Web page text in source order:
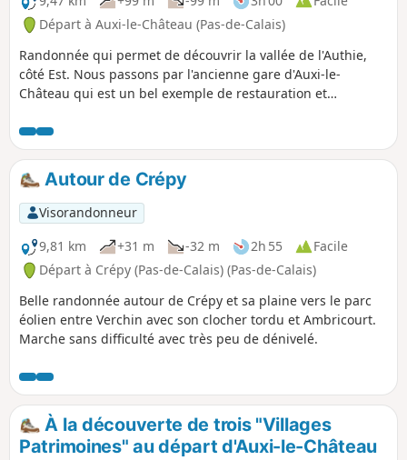
Départ à Auxi-le-Château (Pas-de-Calais)
Randonnée qui permet de découvrir la vallée de l'Authie,
côté Est. Nous passons par l'ancienne gare d'Auxi-le-
Château qui est un bel exemple de restauration et
petit cimetière militaire qui nous rappelle, ici aussi, les
horreurs de la guerre. Enfin, profitons des superbes points
de vue sur la vallée et sur la charmante ville d'Auxi.
Autour de Crépy
Visorandonneur
9,81 km
+31 m -32 m 2h 55
Facile
Départ à Crépy (Pas-de-Calais) (Pas-de-Calais)
Belle randonnée autour de Crépy et sa plaine vers le parc
éolien entre Verchin avec son clocher tordu et Ambricourt.
Marche sans difficulté avec très peu de dénivelé.
À la découverte de trois "Villages
Patrimoines" au départ d'Auxi-le-Château